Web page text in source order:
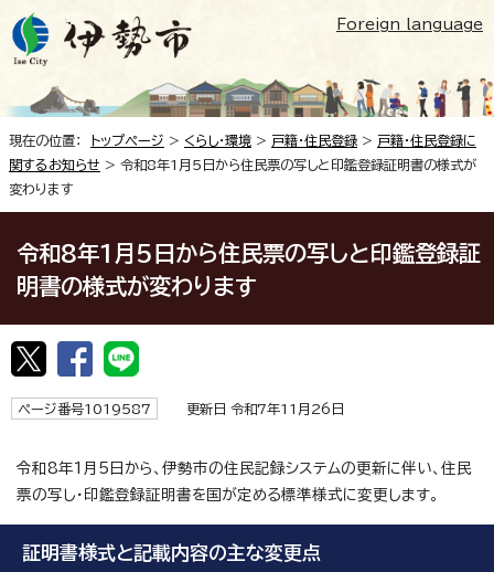
Foreign language
現在の位置： トップページ > くらし・環境 > 戸籍・住民登録 > 戸籍・住民登録に
関するお知らせ > 令和8年1月5日から住民票の写しと印鑑登録証明書の様式が
変わります
令和8年1月5日から住民票の写しと印鑑登録証
明書の様式が変わります
ページ番号1019587 更新日 令和7年11月26日
令和8年1月5日から、伊勢市の住民記録システムの更新に伴い、住民
票の写し・印鑑登録証明書を国が定める標準様式に変更します。
証明書様式と記載内容の主な変更点